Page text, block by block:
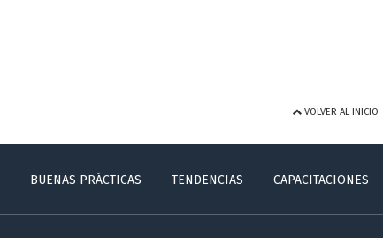
VOLVER AL INICIO
BUENAS PRÁCTICAS TENDENCIAS CAPACITACIONES